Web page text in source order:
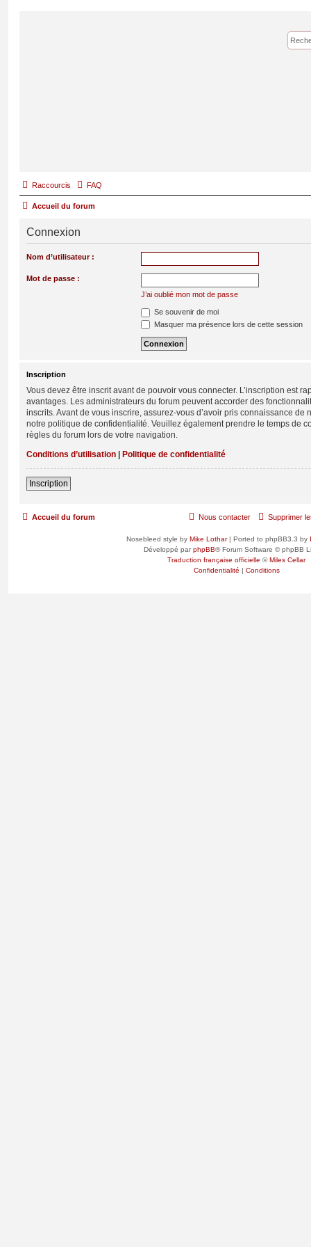
Raccourcis FAQ
Accueil du forum
Connexion
Nom d’utilisateur :
Mot de passe :
J’ai oublié mon mot de passe
Se souvenir de moi
Masquer ma présence lors de cette session
Inscription
Vous devez être inscrit avant de pouvoir vous connecter. L’inscription est
avantages. Les administrateurs du forum peuvent accorder des
inscrits. Avant de vous inscrire, assurez-vous d’avoir pris connaissance de
notre politique de confidentialité. Veuillez également prendre le temps de
règles du forum lors de votre navigation.
Conditions d’utilisation | Politique de confidentialité
Inscription
Accueil du forum Supprimer
Nous contacter
Nosebleed style by Mike Lothar| Ported to phpBB3.3 by
Développé parphpBB® Forum Software © phpBB
Traduction française officielle ©Miles Cellar
Confidentialité | Conditions